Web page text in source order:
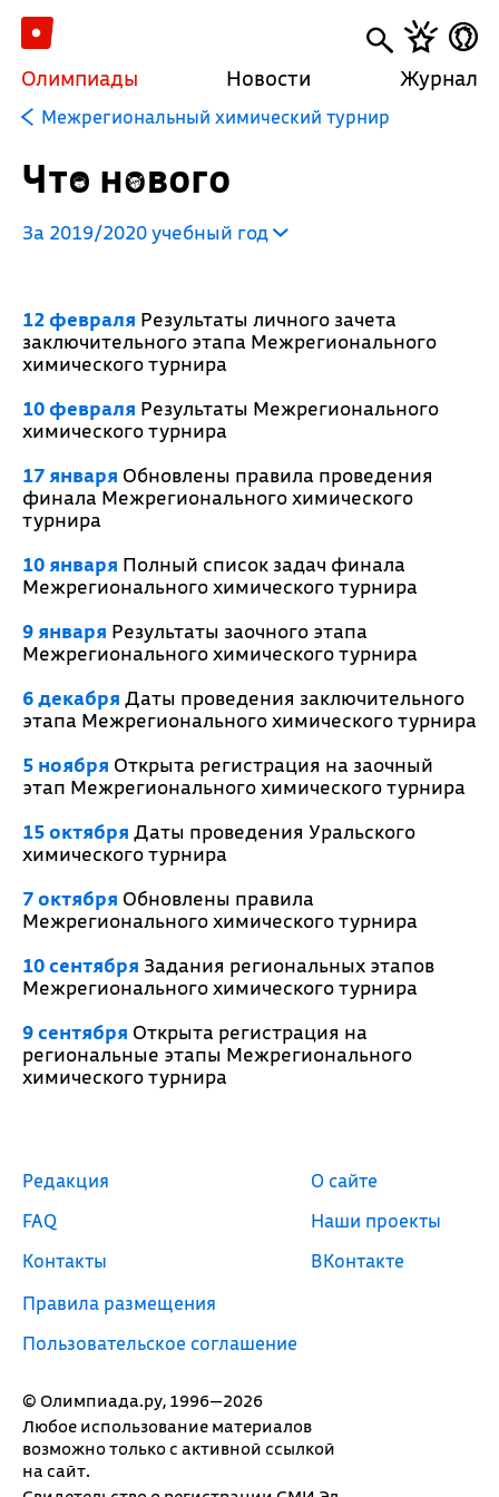
Олимпиады Новости Журнал
Межрегиональный химический турнир
Что нового
За 2019/2020 учебный год
12 февраля Результаты личного зачета
заключительного этапа Межрегионального
химического турнира
10 февраля Результаты Межрегионального
химического турнира
17 января Обновлены правила проведения
финала Межрегионального химического
турнира
10 января Полный список задач финала
Межрегионального химического турнира
9 января Результаты заочного этапа
Межрегионального химического турнира
6 декабря Даты проведения заключительного
этапа Межрегионального химического турнира
5 ноября Открыта регистрация на заочный
этап Межрегионального химического турнира
15 октября Даты проведения Уральского
химического турнира
7 октября Обновлены правила
Межрегионального химического турнира
10 сентября Задания региональных этапов
Межрегионального химического турнира
9 сентября Открыта регистрация на
региональные этапы Межрегионального
химического турнира
© Олимпиада.ру, 1996—2026
Любое использование материалов
возможно только с активной ссылкой
на сайт.
Редакция
FAQ
Контакты
Правила размещения
Пользовательское соглашение
О сайте
Наши проекты
ВКонтакте